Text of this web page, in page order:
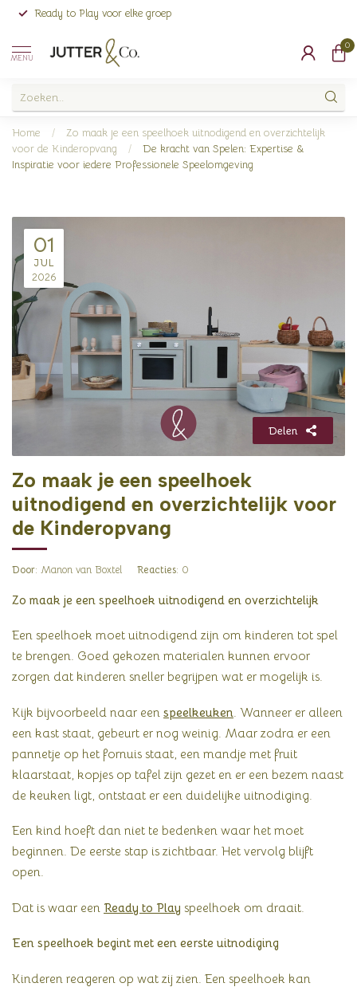
Ready to Play voor elke groep
MENU
0
Home /
Zo maak je een speelhoek uitnodigend en overzichtelijk
voor de Kinderopvang
/
De kracht van Spelen: Expertise &
Inspiratie voor iedere Professionele Speelomgeving
01
JUL
2026
Delen
Zo maak je een speelhoek
uitnodigend en overzichtelijk voor
de Kinderopvang
Door: Manon van Boxtel Reacties: 0
Zo maak je een speelhoek uitnodigend en overzichtelijk
Een speelhoek moet uitnodigend zijn om kinderen tot spel
te brengen. Goed gekozen materialen kunnen ervoor
zorgen dat kinderen sneller begrijpen wat er mogelijk is.
Kijk bijvoorbeeld naar een speelkeuken. Wanneer er alleen
een kast staat, gebeurt er nog weinig. Maar zodra er een
pannetje op het fornuis staat, een mandje met fruit
klaarstaat, kopjes op tafel zijn gezet en er een bezem naast
de keuken ligt, ontstaat er een duidelijke uitnodiging.
Een kind hoeft dan niet te bedenken waar het moet
beginnen. De eerste stap is zichtbaar. Het vervolg blijft
open.
Dat is waar een Ready to Play speelhoek om draait.
Een speelhoek begint met een eerste uitnodiging
Kinderen reageren op wat zij zien. Een speelhoek kan